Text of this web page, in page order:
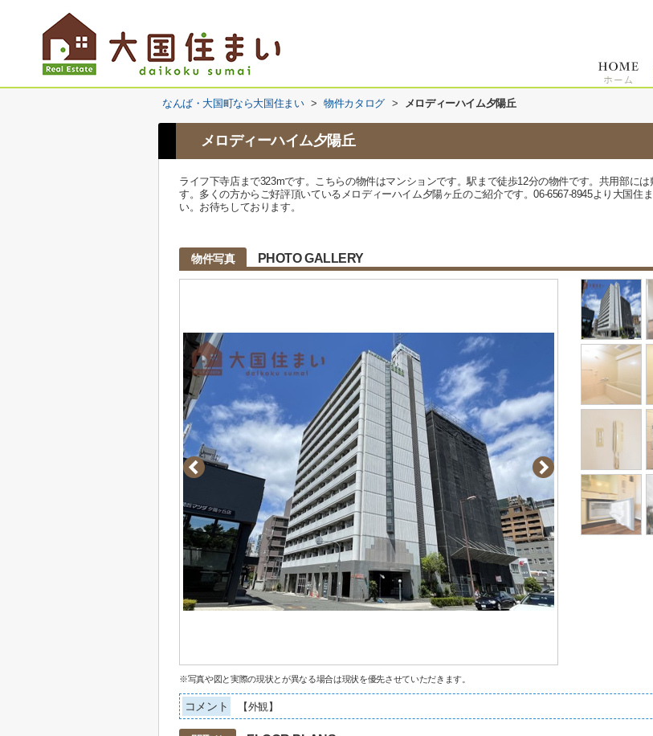
なんば・大国町なら大国住まい > 物件カタログ > メロディーハイム夕陽丘
メロディーハイム夕陽丘
ライフ下寺店まで323mです。こちらの物件はマンションです。駅まで徒歩12分の物件です。共用部に
す。多くの方からご好評頂いているメロディーハイム夕陽ヶ丘のご紹介です。06-6567-8945より大国住
い。お待ちしております。
物件写真 PHOTO GALLERY
※写真や図と実際の現状とが異なる場合は現状を優先させていただきます。
コメント 【外観】